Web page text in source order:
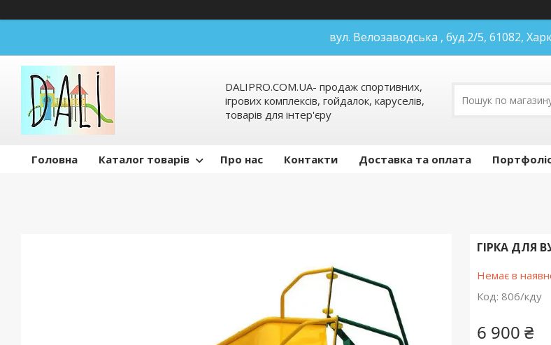
вул. Велозаводська , буд.2/5, 61082,
DALIPRO.COM.UA- продаж спортивних,
ігрових комплексів, гойдалок, каруселів,
товарів для інтер'єру
Головна Каталог товарів Про нас Контакти Доставка та оплата
ГІРКА ДЛЯ
Немає в
Код: 806/кду
6 900 ₴